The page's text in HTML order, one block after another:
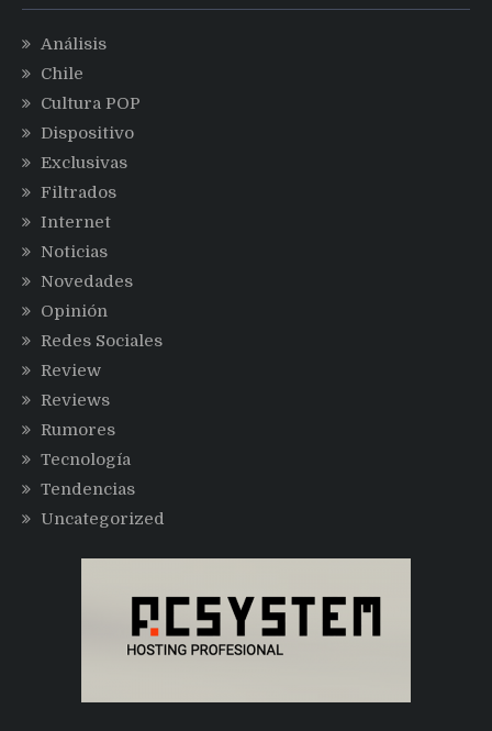
Análisis
Chile
Cultura POP
Dispositivo
Exclusivas
Filtrados
Internet
Noticias
Novedades
Opinión
Redes Sociales
Review
Reviews
Rumores
Tecnología
Tendencias
Uncategorized